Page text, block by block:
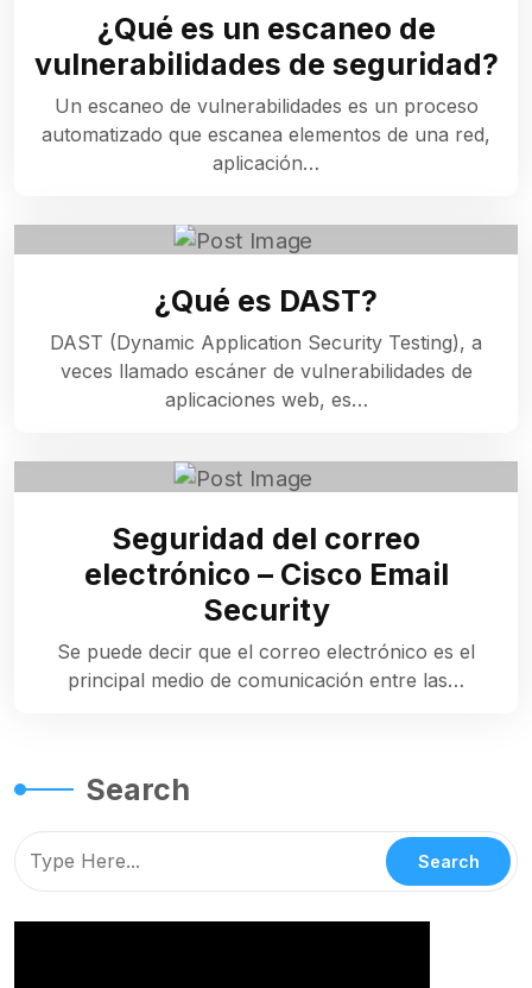
¿Qué es un escaneo de
vulnerabilidades de seguridad?
Un escaneo de vulnerabilidades es un proceso
automatizado que escanea elementos de una red,
aplicación…
¿Qué es DAST?
DAST (Dynamic Application Security Testing), a
veces llamado escáner de vulnerabilidades de
aplicaciones web, es…
Seguridad del correo
electrónico – Cisco Email
Security
Se puede decir que el correo electrónico es el
principal medio de comunicación entre las…
Search